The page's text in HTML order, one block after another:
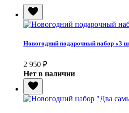
Новогодний подарочный набор «3
2 950 ₽
Нет в наличии